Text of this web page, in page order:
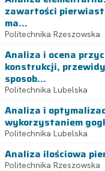
zawartości
ma...
Politechnika Rzeszowska
Analiza i ocena
konstrukcji,
sposob...
Politechnika Lubelska
Analiza i
wykorzystaniem
Politechnika Lubelska
Analiza ilościowa
Politechnika Rzeszowska